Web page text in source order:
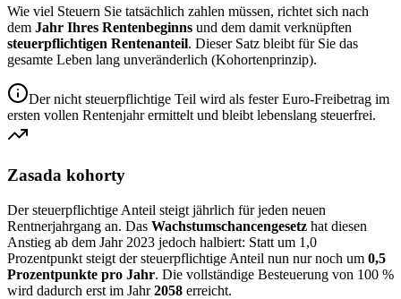
Wie viel Steuern Sie tatsächlich zahlen müssen, richtet sich nach
dem Jahr Ihres Rentenbeginns und dem damit verknüpften
steuerpflichtigen Rentenanteil. Dieser Satz bleibt für Sie das
gesamte Leben lang unveränderlich (Kohortenprinzip).
Der nicht steuerpflichtige Teil wird als fester Euro-Freibetrag im
ersten vollen Rentenjahr ermittelt und bleibt lebenslang steuerfrei.
Zasada kohorty
Der steuerpflichtige Anteil steigt jährlich für jeden neuen
Rentnerjahrgang an. Das Wachstumschancengesetz hat diesen
Anstieg ab dem Jahr 2023 jedoch halbiert: Statt um 1,0
Prozentpunkt steigt der steuerpflichtige Anteil nun nur noch um 0,5
Prozentpunkte pro Jahr. Die vollständige Besteuerung von 100 %
wird dadurch erst im Jahr2058 erreicht.